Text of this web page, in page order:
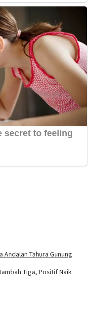
Andalan Tahura Gunung
Tiga, Positif Naik